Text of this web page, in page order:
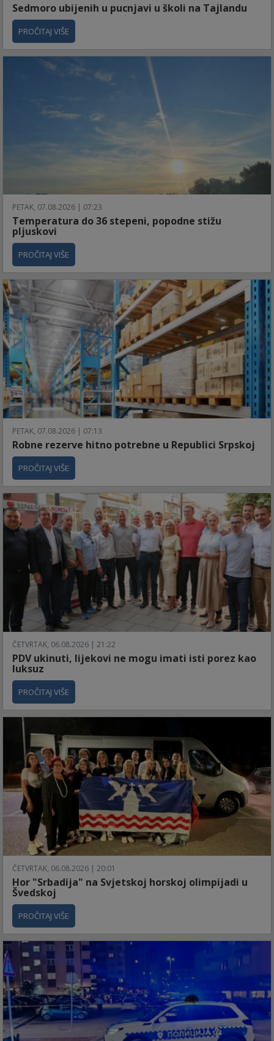
Sedmoro ubijenih u pucnjavi u školi na Tajlandu
PROČITAJ VIŠE
PETAK, 07.08.2026 | 07:23
Temperatura do 36 stepeni, popodne stižu
pljuskovi
PROČITAJ VIŠE
PETAK, 07.08.2026 | 07:13
Robne rezerve hitno potrebne u Republici Srpskoj
PROČITAJ VIŠE
ČETVRTAK, 06.08.2026 | 21:22
PDV ukinuti, lijekovi ne mogu imati isti porez kao
luksuz
PROČITAJ VIŠE
ČETVRTAK, 06.08.2026 | 20:01
Hor "Srbadija" na Svjetskoj horskoj olimpijadi u
Švedskoj
PROČITAJ VIŠE